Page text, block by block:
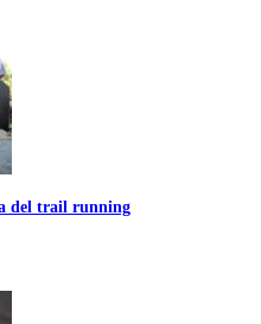
del trail running